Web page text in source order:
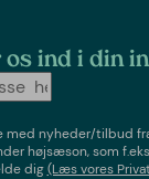
os ind i din
med nyheder/tilbud
højsæson, som
dig(Læs vores